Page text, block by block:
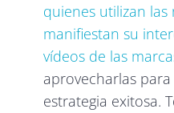
quienes utilizan las
manifiestan su
vídeos de las
aprovecharlas
estrategia exitosa.